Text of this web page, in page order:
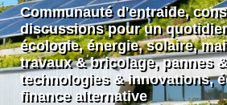
Communauté d'entraide,
discussions pour un
écologie, énergie, solaire,
travaux & bricolage, pannes
technologies & innovations,
finance alternative